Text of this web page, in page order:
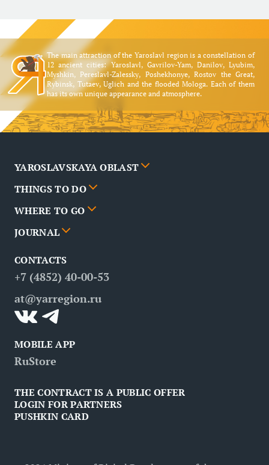
The main attraction of the Yaroslavl region is a constellation of
12 ancient cities: Yaroslavl, Gavrilov-Yam, Danilov, Lyubim,
Myshkin, Pereslavl-Zalessky, Poshekhonye, Rostov the Great,
Rybinsk, Tutaev, Uglich and the flooded Mologa. Each of them
has its own unique appearance and atmosphere.
YAROSLAVSKAYA OBLAST
Cities
News
Partners
FAQ
Contacts
THINGS TO DO
Events
Routes
Attractions
WHERE TO GO
Poster
Restaurants
JOURNAL
Business tourism
Medical tourism
Inclusive tourism
CONTACTS
+7 (4852) 40-00-53
at@yarregion.ru
MOBILE APP
RuStore
THE CONTRACT IS A PUBLIC OFFER
LOGIN FOR PARTNERS
PUSHKIN CARD